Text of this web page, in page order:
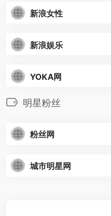
新浪女性
新浪娱乐
YOKA网
明星粉丝
粉丝网
城市明星网